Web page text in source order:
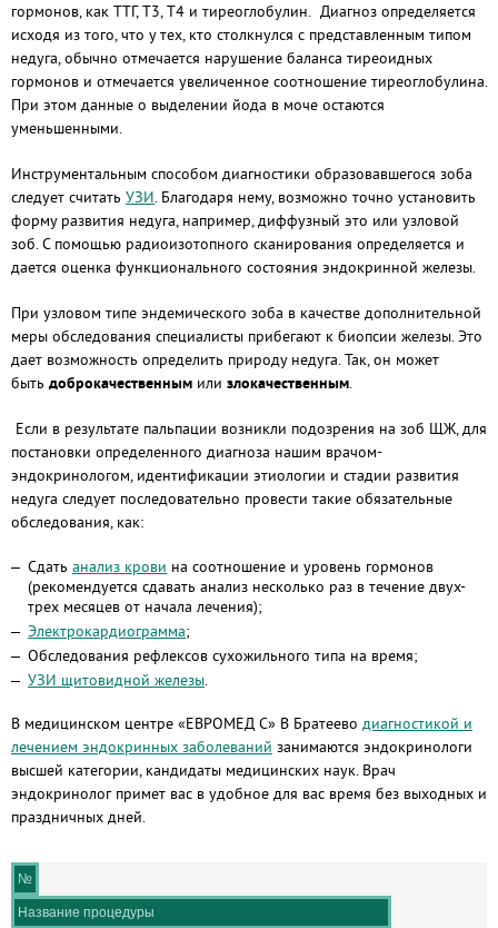
гормонов, как ТТГ, Т3, Т4 и тиреоглобулин. Диагноз определяется
исходя из того, что у тех, кто столкнулся с представленным типом
недуга, обычно отмечается нарушение баланса тиреоидных
гормонов и отмечается увеличенное соотношение тиреоглобулина.
При этом данные о выделении йода в моче остаются
уменьшенными.
Инструментальным способом диагностики образовавшегося зоба
следует считать УЗИ. Благодаря нему, возможно точно установить
форму развития недуга, например, диффузный это или узловой
зоб. С помощью радиоизотопного сканирования определяется и
дается оценка функционального состояния эндокринной железы.
При узловом типе эндемического зоба в качестве дополнительной
меры обследования специалисты прибегают к биопсии железы. Это
дает возможность определить природу недуга. Так, он может
быть доброкачественным или злокачественным.
Если в результате пальпации возникли подозрения на зоб ЩЖ, для
постановки определенного диагноза нашим врачом-
эндокринологом, идентификации этиологии и стадии развития
недуга следует последовательно провести такие обязательные
обследования, как:
Сдать анализ крови на соотношение и уровень гормонов
(рекомендуется сдавать анализ несколько раз в течение двух-
трех месяцев от начала лечения);
Электрокардиограмма;
Обследования рефлексов сухожильного типа на время;
УЗИ щитовидной железы.
В медицинском центре «ЕВРОМЕД С» В Братеево диагностикой и
лечением эндокринных заболеваний занимаются эндокринологи
высшей категории, кандидаты медицинских наук. Врач
эндокринолог примет вас в удобное для вас время без выходных и
праздничных дней.
№
Название процедуры